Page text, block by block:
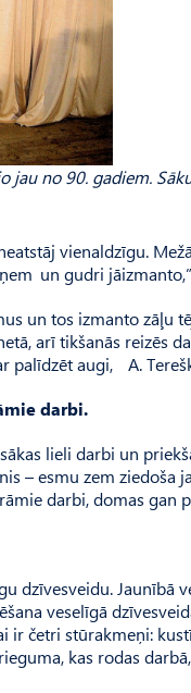
no 90. gadiem.
vienaldzīgu.
un gudri
un tos izmanto zāļu
arī tikšanās reizēs
palīdzēt augi, A.
darbi.
lieli darbi un
– esmu zem ziedoša
darbi, domas
dzīvesveidu. Jaunībā
veselīgā
ir četri stūrakmeņi:
kas rodas